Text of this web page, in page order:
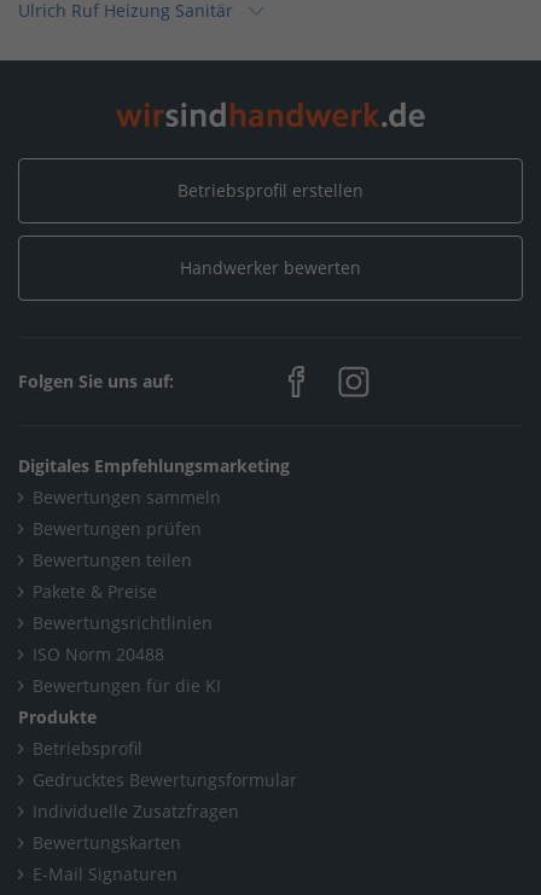
Ulrich Ruf Heizung Sanitär
Home / Sanitär, Heizung, Klima / Bad & Sanitär /
Ulrich Ruf Heizung Sanitär
Betriebsprofil erstellen
Handwerker bewerten
Folgen Sie uns auf:
Digitales Empfehlungsmarketing
Bewertungen sammeln
Bewertungen prüfen
Bewertungen teilen
Pakete & Preise
Bewertungsrichtlinien
ISO Norm 20488
Bewertungen für die KI
Produkte
Betriebsprofil
Gedrucktes Bewertungsformular
Individuelle Zusatzfragen
Bewertungskarten
E-Mail Signaturen